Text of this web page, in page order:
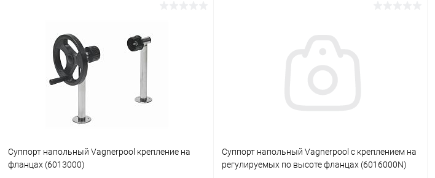
Суппорт напольный Vagnerpool крепление на
фланцах (6013000)
Суппорт напольный Vagnerpool с креплением на
регулируемых по высоте фланцах (6016000N)